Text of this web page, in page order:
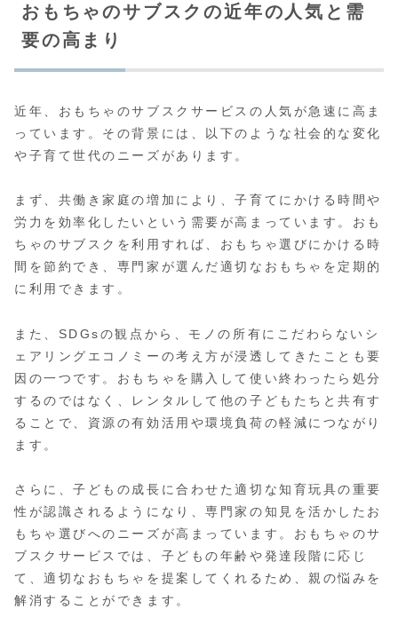
おもちゃのサブスクの近年の人気と需
要の高まり
近年、おもちゃのサブスクサービスの人気が急速に高ま
っています。その背景には、以下のような社会的な変化
や子育て世代のニーズがあります。
まず、共働き家庭の増加により、子育てにかける時間や
労力を効率化したいという需要が高まっています。おも
ちゃのサブスクを利用すれば、おもちゃ選びにかける時
間を節約でき、専門家が選んだ適切なおもちゃを定期的
に利用できます。
また、SDGsの観点から、モノの所有にこだわらないシ
ェアリングエコノミーの考え方が浸透してきたことも要
因の一つです。おもちゃを購入して使い終わったら処分
するのではなく、レンタルして他の子どもたちと共有す
ることで、資源の有効活用や環境負荷の軽減につながり
ます。
さらに、子どもの成長に合わせた適切な知育玩具の重要
性が認識されるようになり、専門家の知見を活かしたお
もちゃ選びへのニーズが高まっています。おもちゃのサ
ブスクサービスでは、子どもの年齢や発達段階に応じ
て、適切なおもちゃを提案してくれるため、親の悩みを
解消することができます。